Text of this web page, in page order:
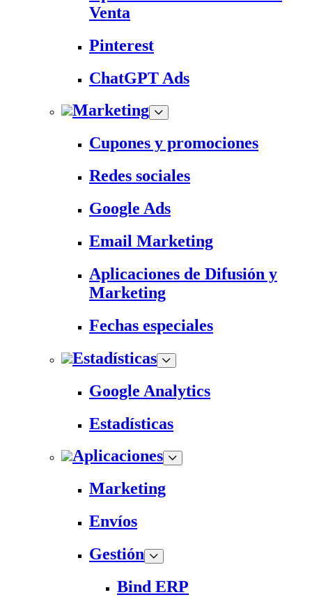
Venta
Pinterest
ChatGPT Ads
Marketing
Cupones y promociones
Redes sociales
Google Ads
Email Marketing
Aplicaciones de Difusión y
Marketing
Fechas especiales
Estadísticas
Google Analytics
Estadísticas
Aplicaciones
Marketing
Envíos
Gestión
Bind ERP